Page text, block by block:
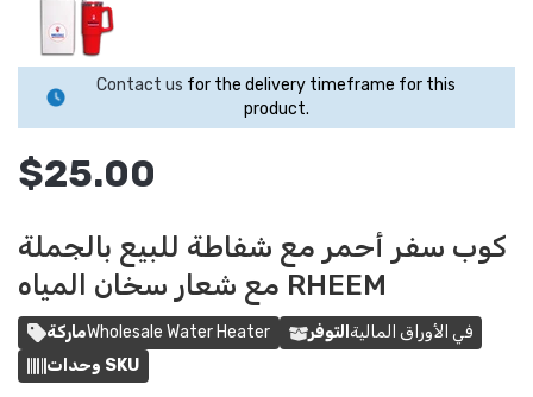
Contact us for the delivery timeframe for this
product.
$25.00
كوب سفر أحمر مع شفاطة للبيع بالجملة
مع شعار سخان المياه RHEEM
ماركةWholesale Water Heater التوفرفي الأوراق المالية
وحدات SKU